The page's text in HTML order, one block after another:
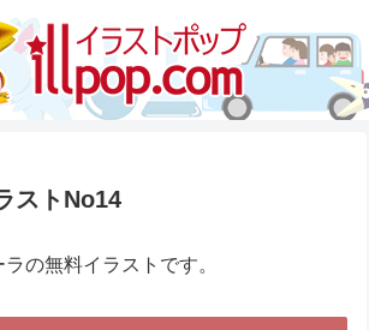
ストNo14
の無料イラストです。